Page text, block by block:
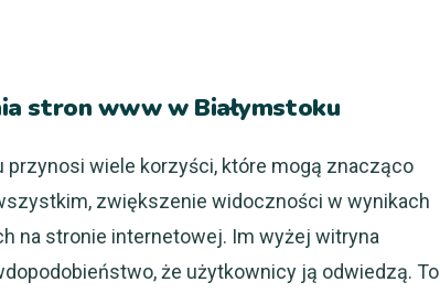
stron www w Białymstoku
wiele korzyści, które mogą znacząco
zwiększenie widoczności w wynikach
na stronie internetowej. Im wyżej witryna
że użytkownicy ją odwiedzą. To